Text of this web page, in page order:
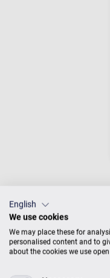
English
We use cookies
We may place these for
personalised content and to
about the cookies we use